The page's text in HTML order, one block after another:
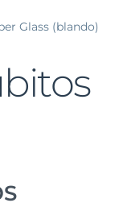
Glass (blando)